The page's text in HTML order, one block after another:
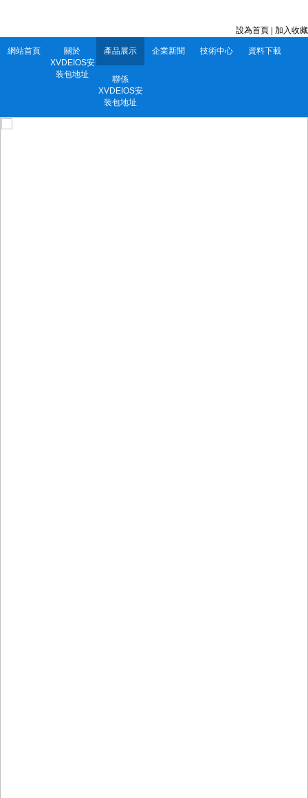
設為首頁 加入收藏
網站首頁
關於
XVDEIOS安
装包地址
產品展示 企業新聞 技術中心 資料下載
聯係
XVDEIOS安
装包地址